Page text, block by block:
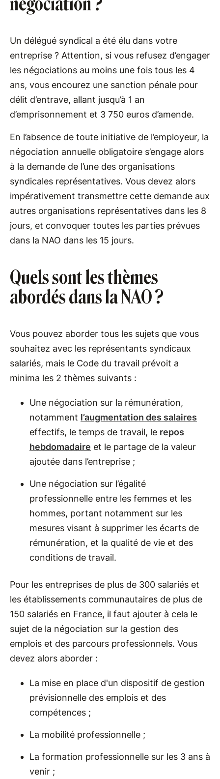
Un délégué syndical a été élu dans votre
entreprise ? Attention, si vous refusez d’engager
les négociations au moins une fois tous les 4
ans, vous encourez une sanction pénale pour
délit d’entrave, allant jusqu’à 1 an
d’emprisonnement et 3 750 euros d’amende.
En l’absence de toute initiative de l’employeur, la
négociation annuelle obligatoire s’engage alors
à la demande de l’une des organisations
syndicales représentatives. Vous devez alors
impérativement transmettre cette demande aux
autres organisations représentatives dans les 8
jours, et convoquer toutes les parties prévues
dans la NAO dans les 15 jours.
Quels sont les thèmes
abordés dans la NAO ?
Vous pouvez aborder tous les sujets que vous
souhaitez avec les représentants syndicaux
salariés, mais le Code du travail prévoit a
minima les 2 thèmes suivants :
Une négociation sur la rémunération,
notamment l’augmentation des salaires
effectifs, le temps de travail, le repos
hebdomadaire et le partage de la valeur
ajoutée dans l’entreprise ;
Une négociation sur l’égalité
professionnelle entre les femmes et les
hommes, portant notamment sur les
mesures visant à supprimer les écarts de
rémunération, et la qualité de vie et des
conditions de travail.
Pour les entreprises de plus de 300 salariés et
les établissements communautaires de plus de
150 salariés en France, il faut ajouter à cela le
sujet de la négociation sur la gestion des
emplois et des parcours professionnels. Vous
devez alors aborder :
La mise en place d'un dispositif de gestion
prévisionnelle des emplois et des
compétences ;
La mobilité professionnelle ;
La formation professionnelle sur les 3 ans à
venir ;